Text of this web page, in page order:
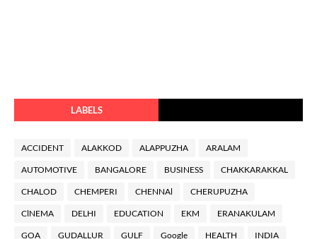
LABELS
ACCIDENT ALAKKOD ALAPPUZHA ARALAM
AUTOMOTIVE BANGALORE BUSINESS CHAKKARAKKAL
CHALOD CHEMPERI CHENNAl CHERUPUZHA
ClNEMA DELHI EDUCATION EKM ERANAKULAM
GOA GUDALLUR GULF Google HEALTH INDIA